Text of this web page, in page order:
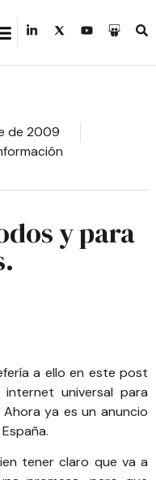
de 2009
y para
a ello en este post
universal para
Ahora ya es un anuncio
tener claro que va a